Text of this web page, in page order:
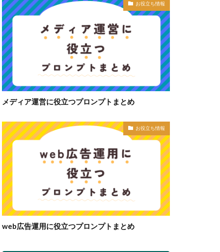
お役立ち情報
メディア運営に役立つプロンプトまとめ
お役立ち情報
web広告運用に役立つプロンプトまとめ